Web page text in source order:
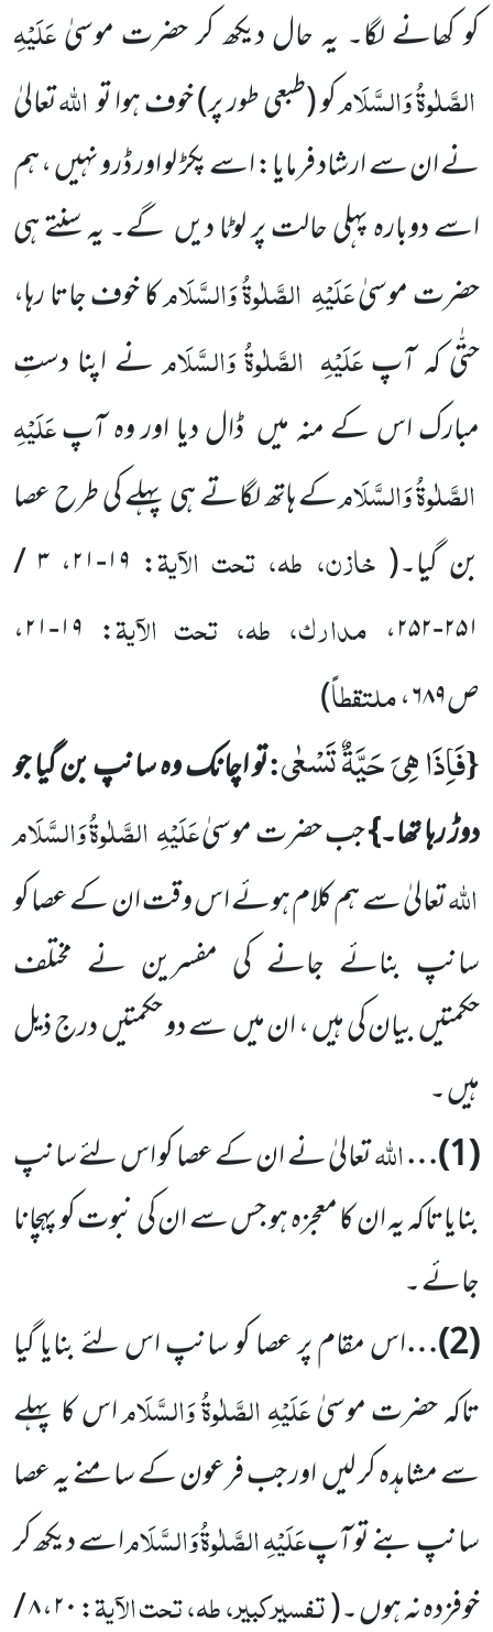
کو کھانے لگا۔ یہ حال دیکھ کر حضرت موسیٰعَلَیْہِ
الصَّلٰوۃُ وَالسَّلَامکو(طبعی طور پر)خوف ہوا تواللہتعالیٰ
نے ان سے ارشاد فرمایا: اسے پکڑ لو اور ڈرو نہیں ، ہم
اسے دوبارہ پہلی حالت پر لوٹا دیں گے۔ یہ سنتے ہی
حضرت موسیٰعَلَیْہِ الصَّلٰوۃُ وَالسَّلَامکا خوف جاتا رہا،
حتّٰی کہ آپعَلَیْہِ الصَّلٰوۃُ وَالسَّلَامنے اپنا دستِ
مبارک اس کے منہ میں ڈال دیا اور وہ آپعَلَیْہِ
الصَّلٰوۃُ وَالسَّلَامکے ہاتھ لگاتے ہی پہلے کی طرح عصا
بن گیا۔( خازن، طہ، تحت الآیۃ
: ۱۹-۲۱، ۳ /
۲۵۱-۲۵۲،
مدارک، طہ، تحت الآیۃ
: ۱۹-۲۱،
ص۶۸۹،
ملتقطاً)
{فَاِذَا هِیَ حَیَّةٌ تَسْعٰى:تو اچانک وہ سانپ بن گیا جو
دوڑ رہا تھا۔}جب حضرت موسیٰعَلَیْہِالصَّلٰوۃُ وَالسَّلَام
اللہتعالیٰ سے ہم کلام ہوئے اس وقت ان کے عصا کو
سانپ بنائے جانے کی مفسرین نے مختلف
حکمتیںبیان کی ہیں ، ان میںسے دو حکمتیںدرج ذیل
ہیں ۔
(
1
)…اللہتعالیٰ نے ان کے عصا کو اس لئے سانپ
بنایاتاکہ یہ ان کا معجزہ ہو جس سے ان کی نبوت کو پہچانا
جائے ۔
(
2
)…اس مقام پر عصا کو سانپ اس لئے بنایا گیا
تاکہ حضرت موسیٰعَلَیْہِالصَّلٰوۃُ وَالسَّلَاماس کا پہلے
سے مشاہدہ کر لیںاور جب فرعون کے سامنے یہ عصا
سانپ بنے تو آپعَلَیْہِالصَّلٰوۃُ وَالسَّلَاماسے دیکھ کر
خوفزدہ نہ ہوں ۔(تفسیرکبیر، طہ، تحت الآیۃ : ۲۰، ۸ /